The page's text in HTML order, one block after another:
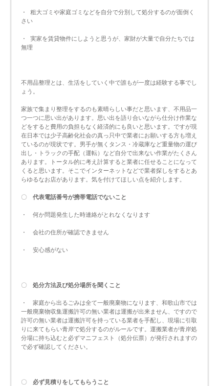
・ 粗大ゴミや家庭ゴミなどを自分で分別して処分するのが面倒く
さい
・ 実家を賃貸物件にしようと思うが、家財が大量で自分たちでは
無理
不用品整理とは、生活をしていく中で誰もが一度は経験する事でし
ょう。
家族で集まり整理をするのも素晴らしい事だと思います、不用品一
つ一つに思い出があります。思い出を語り合いながら仕分け作業な
どをすると費用の負担もなく経済的にも良いと思います。ですが現
在日本では少子高齢化社会の真っ只中で業者にお願いする方も増え
ているのが現状です。男手が無くタンス・冷蔵庫など重量物の運び
出し・トラックの手配（運転）など自分で出来ない作業がたくさん
あります。トータル的に考え計算すると業者に任せることになって
くると思います。そこでインターネットなどで業者探しをするとあ
らゆるなお店があります。気を付けてほしい点を紹介します。
〇代表電話番号が携帯電話でないこと
・ 何か問題発生した時連絡がとれなくなります
・ 会社の住所が確認できません
・ 安心感がない
〇処分方法及び処分場所を聞くこと
・ 家庭から出るごみは全て一般廃棄物になります、和歌山市では
一般廃棄物収集運搬許可の無い業者は運搬が出来ません、ですので
許可の無い業者は運搬許可を持っている業者を手配し、現場に引取
りに来てもらい青岸で処分するのがルールです。運搬業者が青岸処
分場に持ち込むと必ずマニフェスト（処分伝票）が発行されますの
で必ず確認してください。
〇 必ず見積りをしてもらうこと